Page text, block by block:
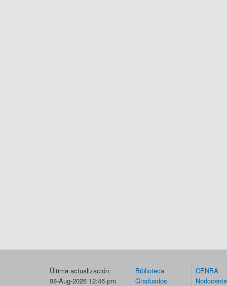
Última actualización:
08-Aug-2026 12:46 pm
Biblioteca
Graduados
CENBA